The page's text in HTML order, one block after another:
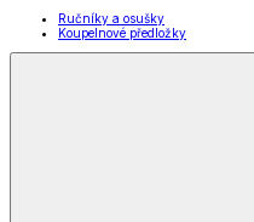
Ručníky a osušky
Koupelnové předložky